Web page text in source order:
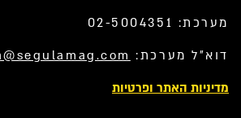
מערכת: 02-5004351
דוא”ל מערכת:
מדיניות האתר ופרטיות